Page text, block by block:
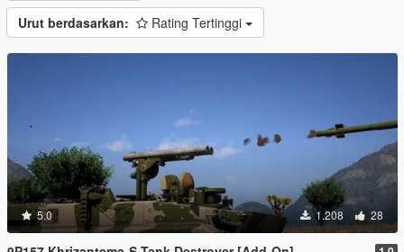
Urut berdasarkan: Rating Tertinggi
5.0 1.208 28